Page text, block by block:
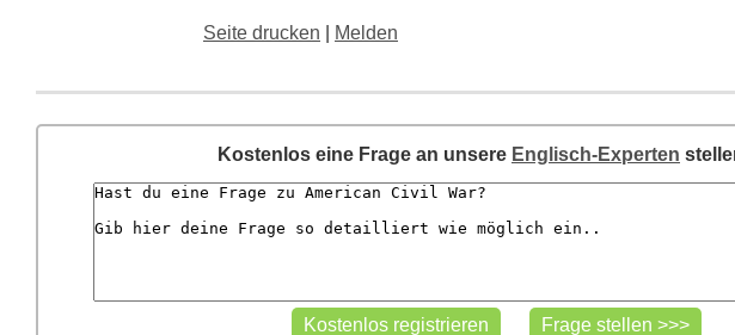
Seite drucken Melden
Kostenlos eine Frage an unsere Englisch-Experten